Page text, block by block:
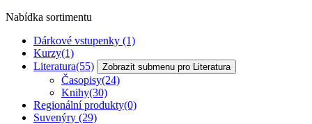
Nabídka sortimentu
Dárkové vstupenky (1)
Kurzy(1)
Literatura(55) Zobrazit submenu pro Literatura
Časopisy(24)
Knihy(30)
Regionální produkty(0)
Suvenýry (29)